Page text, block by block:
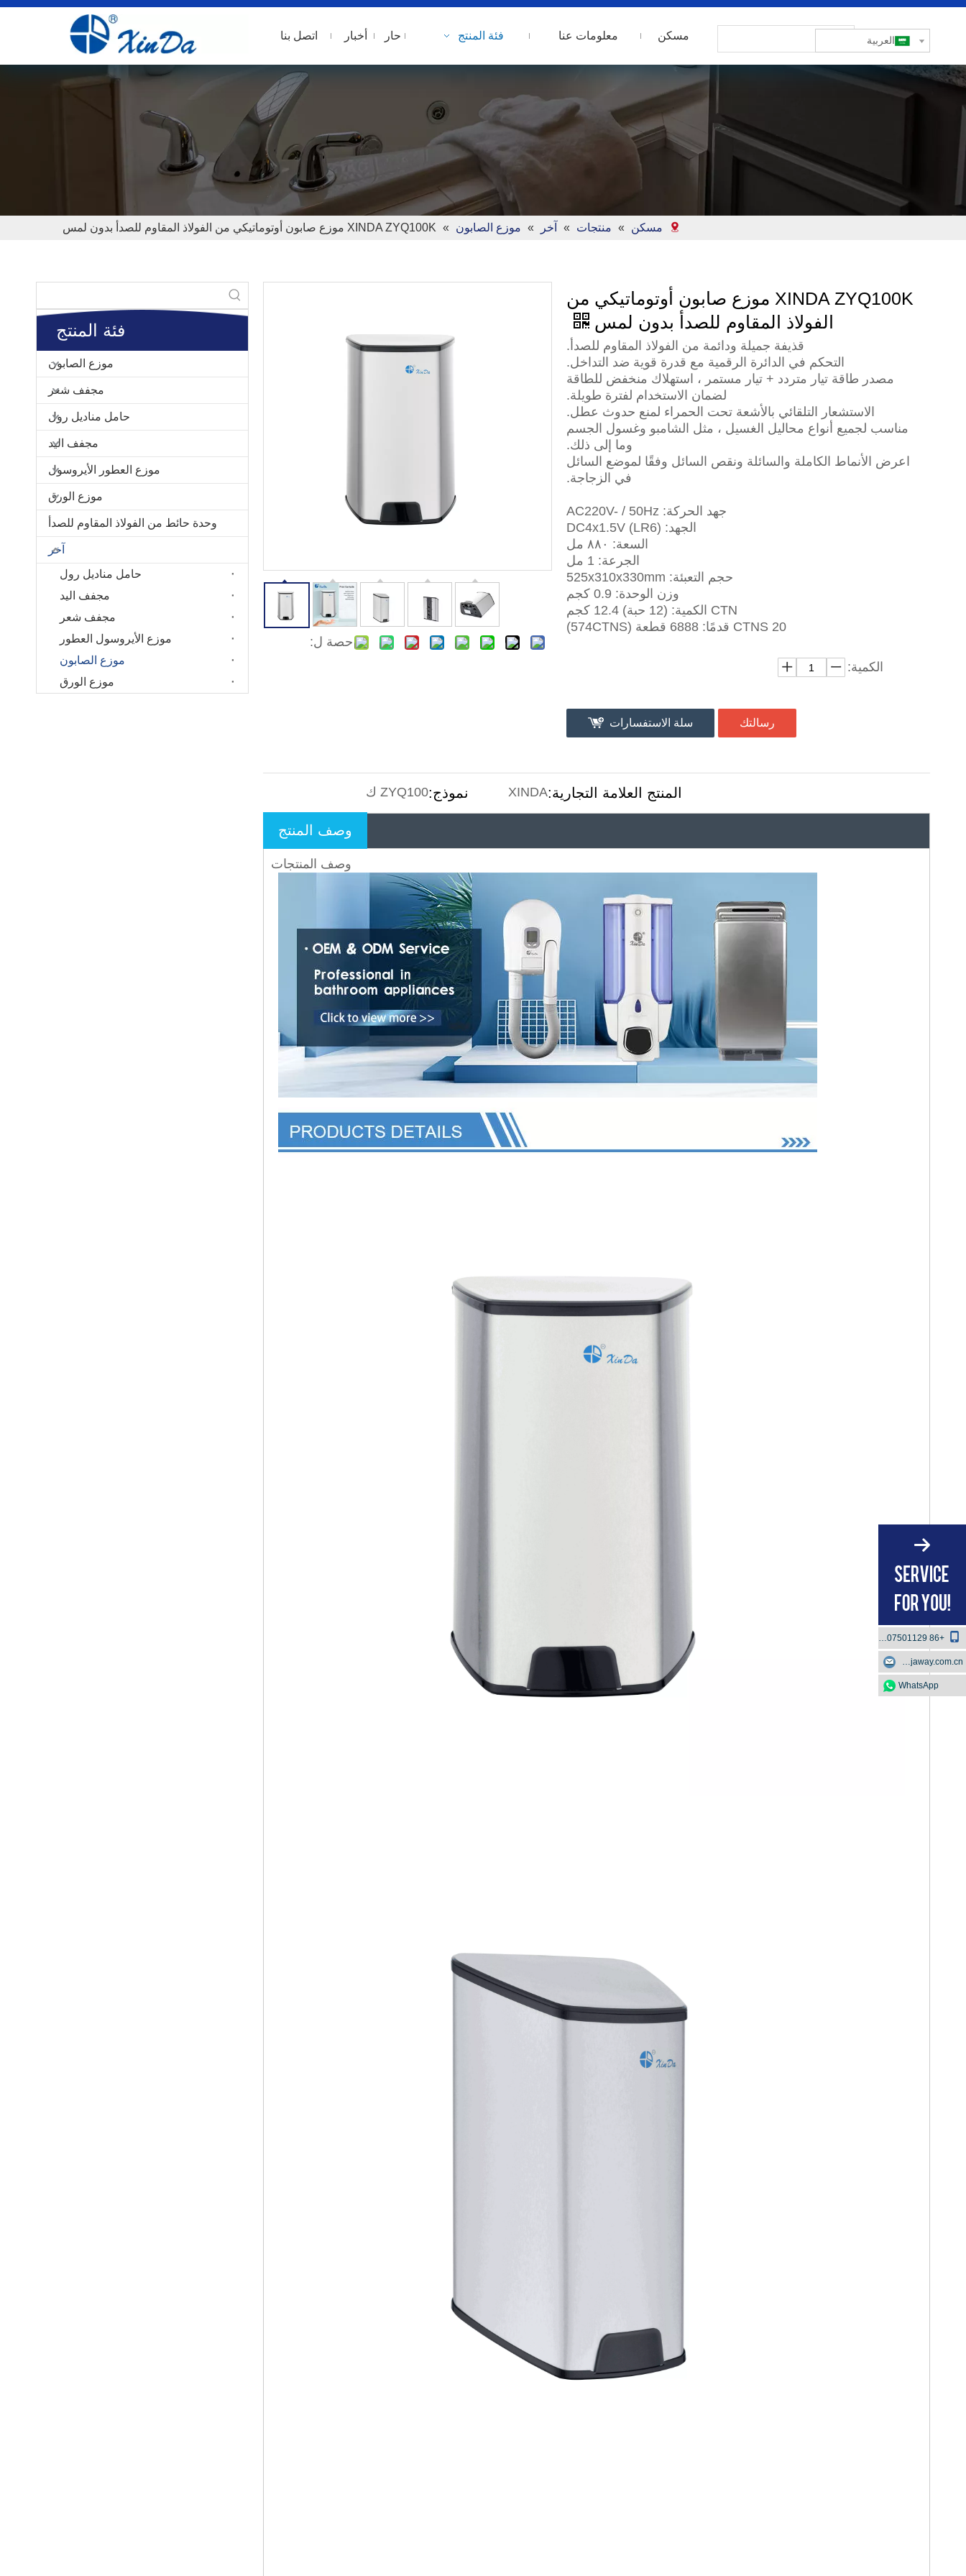
مسكن معلومات عنا فئة المنتج حار أخبار اتصل بنا العربية
مسكن » منتجات » آخر » موزع الصابون » XINDA ZYQ100K موزع صابون أوتوماتيكي من الفولاذ المقاوم للصدأ بدون لمس
فئة المنتج
موزع الصابون
مجفف شعر
حامل مناديل رول
مجفف اليد
موزع العطور الأيروسول
موزع الورق
وحدة حائط من الفولاذ المقاوم للصدأ
آخر
حامل مناديل رول
مجفف اليد
مجفف شعر
موزع الأيروسول العطور
موزع الصابون
موزع الورق
حصة ل:
XINDA ZYQ100K موزع صابون أوتوماتيكي من
الفولاذ المقاوم للصدأ بدون لمس
قذيفة جميلة ودائمة من الفولاذ المقاوم للصدأ.
التحكم في الدائرة الرقمية مع قدرة قوية ضد التداخل.
مصدر طاقة تيار متردد + تيار مستمر ، استهلاك منخفض للطاقة
لضمان الاستخدام لفترة طويلة.
الاستشعار التلقائي بالأشعة تحت الحمراء لمنع حدوث عطل.
مناسب لجميع أنواع محاليل الغسيل ، مثل الشامبو وغسول الجسم
وما إلى ذلك.
اعرض الأنماط الكاملة والسائلة ونقص السائل وفقًا لموضع السائل
في الزجاجة.
جهد الحركة: AC220V- / 50Hz
الجهد: DC4x1.5V (LR6)
السعة: ٨٨٠ مل
الجرعة: 1 مل
حجم التعبئة: 525x310x330mm
وزن الوحدة: 0.9 كجم
CTN الكمية: (12 حبة) 12.4 كجم
CTNS 20 قدمًا: 6888 قطعة (574CTNS)
الكمية:
رسالتك سلة الاستفسارات
نموذج:ZYQ100 ك المنتج العلامة التجارية:XINDA
وصف المنتج
وصف المنتجات
+86 18807501129
WhatsApp